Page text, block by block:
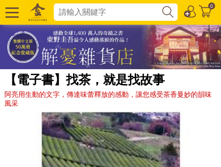
0
【電子書】找茶，就是找故事
阿亮用生動的文字，傳達味蕾釋放的感動，讓您感受茶香曼妙的韻味
風采